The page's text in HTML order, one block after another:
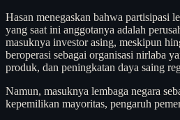
Hasan menegaskan bahwa partisipasi
yang saat ini anggotanya adalah
masuknya investor asing, meskipun
beroperasi sebagai organisasi nirlaba
produk, dan peningkatan daya saing
Namun, masuknya lembaga negara
kepemilikan mayoritas, pengaruh